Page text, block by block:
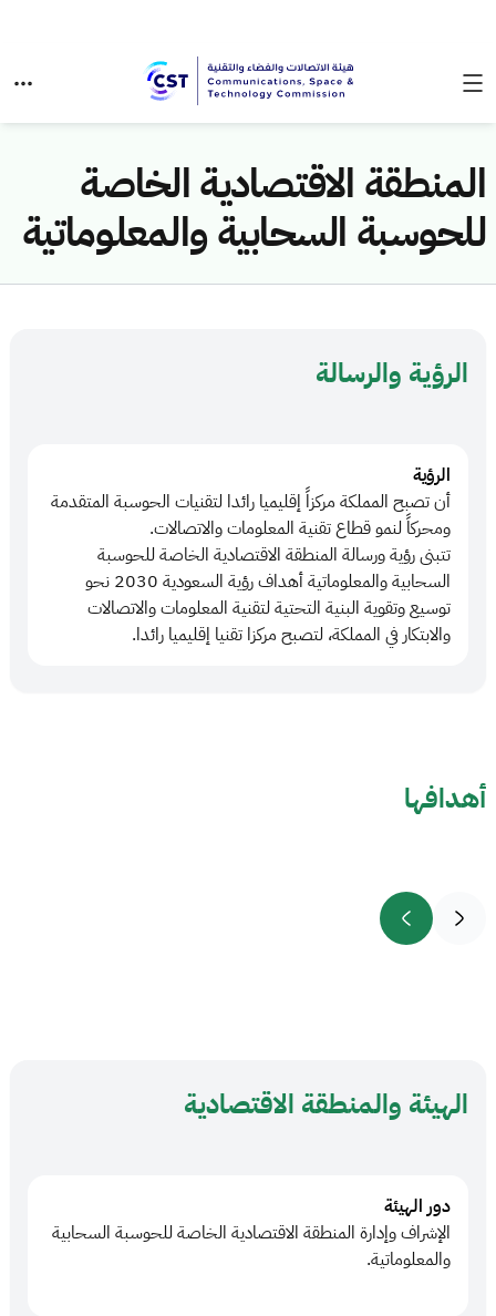
المنطقة الاقتصادية الخاصة
للحوسبة السحابية والمعلوماتية
الرؤية والرسالة
الرؤية
أن تصبح المملكة مركزاً إقليميا رائدا لتقنيات الحوسبة المتقدمة
ومحركاً لنمو قطاع تقنية المعلومات والاتصالات.
تتبنى رؤية ورسالة المنطقة الاقتصادية الخاصة للحوسبة
السحابية والمعلوماتية أهداف رؤية السعودية 2030 نحو
توسيع وتقوية البنية التحتية لتقنية المعلومات والاتصالات
والابتكار في المملكة، لتصبح مركزا تقنيا إقليميا رائدا.
أهدافها
الهيئة والمنطقة الاقتصادية
دور الهيئة
الإشراف وإدارة المنطقة الاقتصادية الخاصة للحوسبة السحابية
والمعلوماتية.